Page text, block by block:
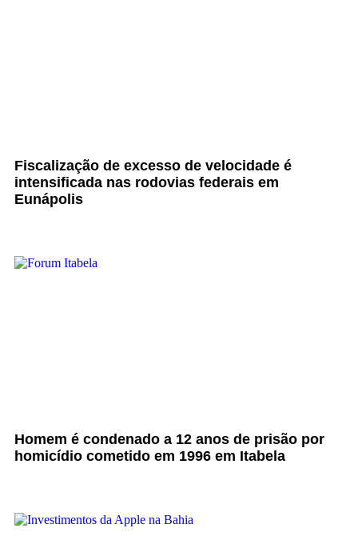
Fiscalização de excesso de velocidade é
intensificada nas rodovias federais em
Eunápolis
Homem é condenado a 12 anos de prisão por
homicídio cometido em 1996 em Itabela